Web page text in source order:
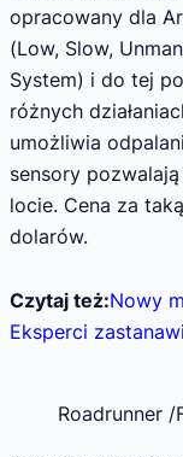
opracowany dla
(Low, Slow,
System) i do tej
różnych
umożliwia
sensory
locie. Cena za
dolarów.
Czytaj też:Nowy
Eksperci
Roadrunner /